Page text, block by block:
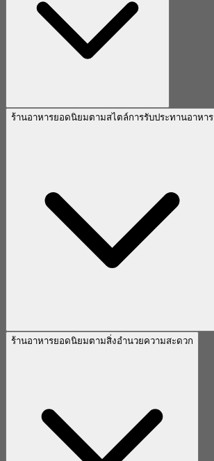
ร้านอาหารยอดนิยมตามสไตล์การรับประทานอาหาร
ร้านอาหารยอดนิยมตามสิ่งอำนวยความสะดวก